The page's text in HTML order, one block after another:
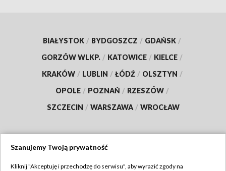
BIAŁYSTOK / BYDGOSZCZ / GDAŃSK /
GORZÓW WLKP. / KATOWICE / KIELCE /
KRAKÓW / LUBLIN / ŁÓDŹ / OLSZTYN /
OPOLE / POZNAŃ / RZESZÓW /
SZCZECIN / WARSZAWA / WROCŁAW
Szanujemy Twoją prywatność
Kliknij "Akceptuję i przechodzę do serwisu", aby wyrazić zgody na